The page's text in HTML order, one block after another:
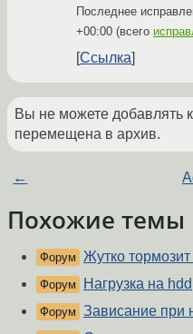
Последнее
+00:00 (всего
Ссылка
Вы не можете добавлять
перемещена в архив.
←
Похожие темы
Форум Жутко
Форум Нагрузка на hdd
Форум Зависание при